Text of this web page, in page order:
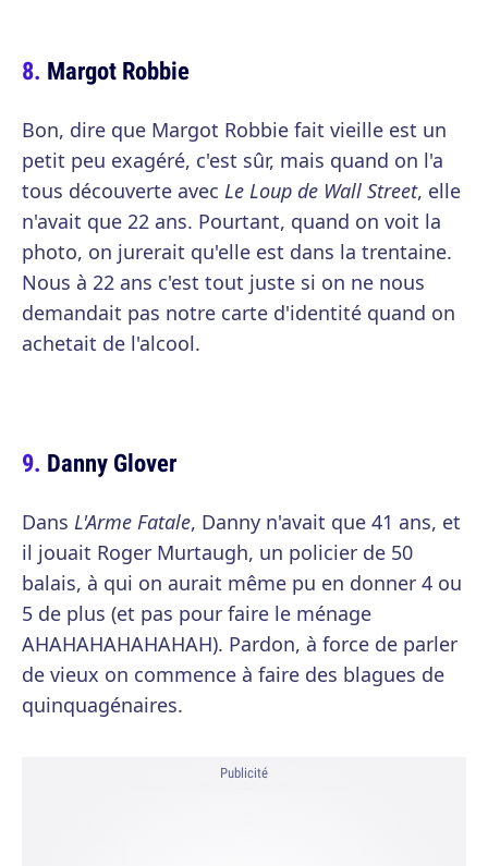
Margot Robbie
Bon, dire que Margot Robbie fait vieille est un
petit peu exagéré, c'est sûr, mais quand on l'a
tous découverte avec Le Loup de Wall Street, elle
n'avait que 22 ans. Pourtant, quand on voit la
photo, on jurerait qu'elle est dans la trentaine.
Nous à 22 ans c'est tout juste si on ne nous
demandait pas notre carte d'identité quand on
achetait de l'alcool.
Danny Glover
Dans L'Arme Fatale, Danny n'avait que 41 ans, et
il jouait Roger Murtaugh, un policier de 50
balais, à qui on aurait même pu en donner 4 ou
5 de plus (et pas pour faire le ménage
AHAHAHAHAHAHAH). Pardon, à force de parler
de vieux on commence à faire des blagues de
quinquagénaires.
Publicité